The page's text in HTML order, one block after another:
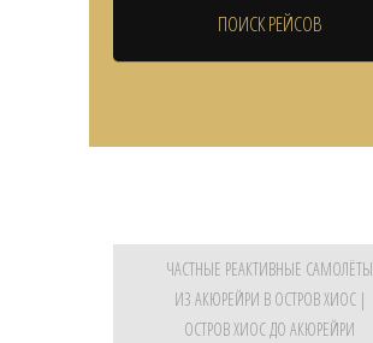
ЧАСТНЫЕ РЕАКТИВНЫЕ САМОЛЁТЫ
ИЗ АКЮРЕЙРИ В ОСТРОВ ХИОС |
ОСТРОВ ХИОС ДО АКЮРЕЙРИ